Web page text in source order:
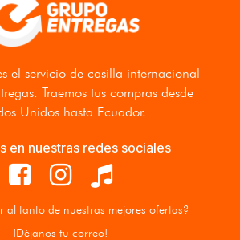
el servicio de casilla internacional
Traemos tus compras desde
Unidos hasta Ecuador.
en nuestras redes sociales
al tanto de nuestras mejores ofertas?
¡Déjanos tu correo!